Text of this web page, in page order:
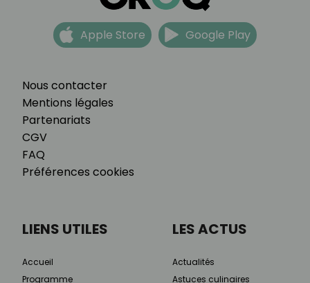
Nous contacter
Mentions légales
Partenariats
CGV
FAQ
Préférences cookies
Apple Store Google Play
LIENS UTILES
Accueil
Programme
LES ACTUS
Actualités
Astuces culinaires